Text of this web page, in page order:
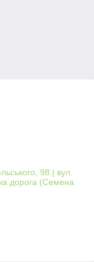
98.| вул.
дорога (Семена